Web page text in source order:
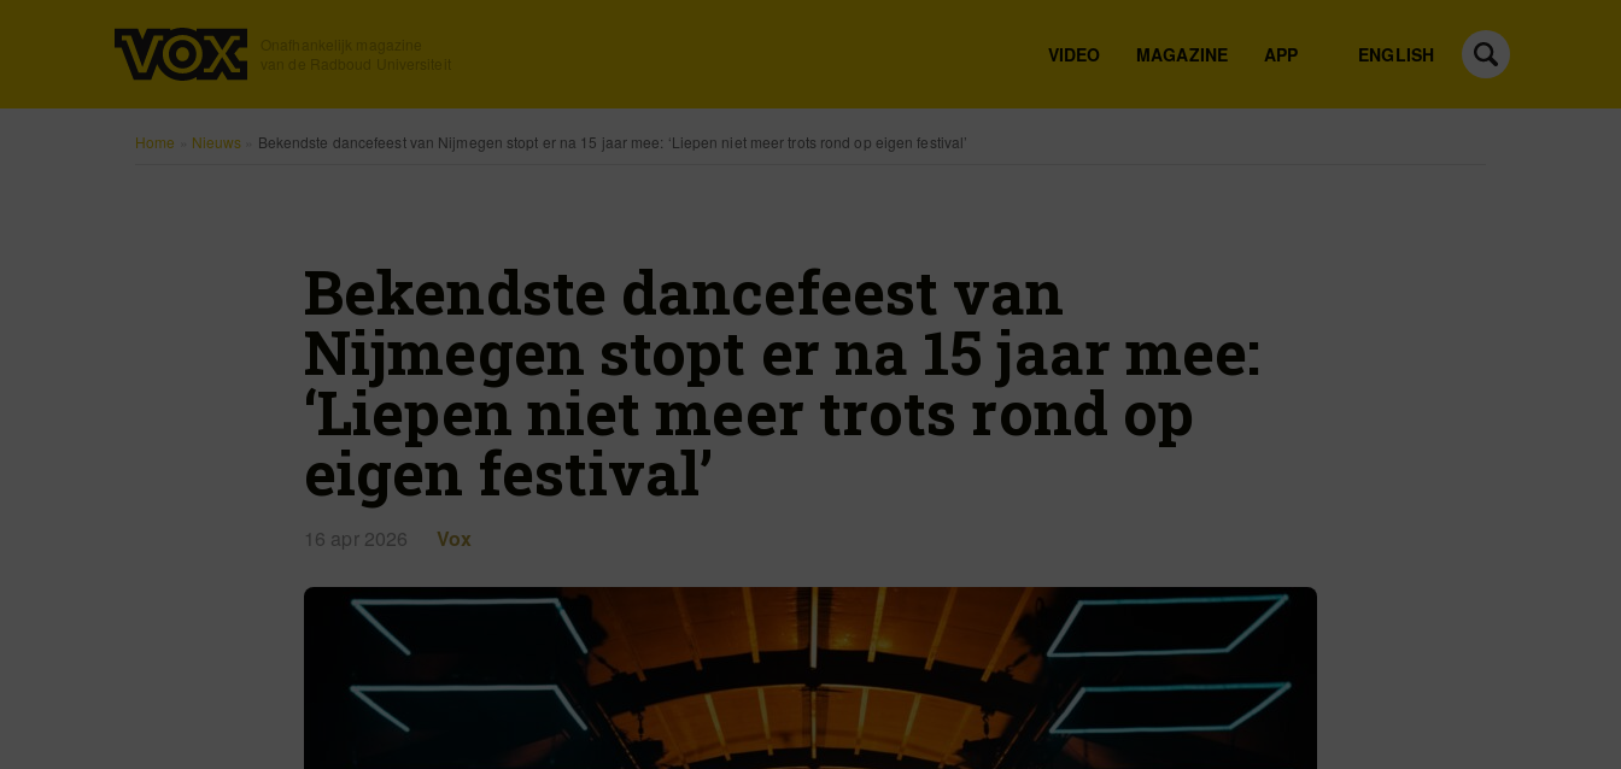
ENGLISH
VIDEO MAGAZINE APP
Home Nieuws Bekendste dancefeest van Nijmegen stopt er na 15 jaar mee: ‘Liepen niet meer trots rond op eigen festival’
Bekendste dancefeest van
Nijmegen stopt er na 15 jaar mee:
‘Liepen niet meer trots rond op
eigen festival’
16 apr 2026 Vox